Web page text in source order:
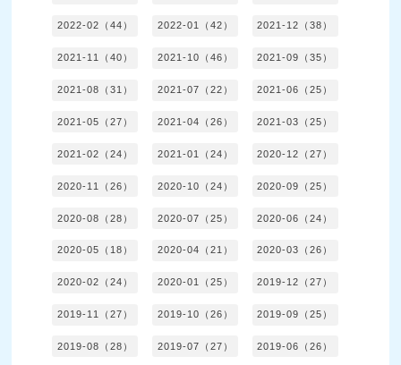
2022-02（44） 2022-01（42） 2021-12（38）
2021-11（40） 2021-10（46） 2021-09（35）
2021-08（31） 2021-07（22） 2021-06（25）
2021-05（27） 2021-04（26） 2021-03（25）
2021-02（24） 2021-01（24） 2020-12（27）
2020-11（26） 2020-10（24） 2020-09（25）
2020-08（28） 2020-07（25） 2020-06（24）
2020-05（18） 2020-04（21） 2020-03（26）
2020-02（24） 2020-01（25） 2019-12（27）
2019-11（27） 2019-10（26） 2019-09（25）
2019-08（28） 2019-07（27） 2019-06（26）